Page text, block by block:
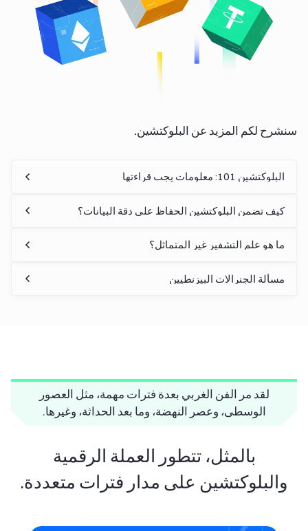
سنشرح لكم المزيد عن البلوكتشين.
البلوكتشين 101: معلومات يجب قراءتها
كيف تضمن البلوكتشين الحفاظ على دقة البيانات؟
ما هو علم التشفير غير المتماثل؟
مسألة الجنرالات البيزنطيين
لقد مر الفن الغربي بعدة فترات مهمة، مثل العصور
الوسطى، وعصر النهضة، وما بعد الحداثة، وغيرها.
بالمثل، تتطور العملة الرقمية
والبلوكتشين على مدار فترات متعددة.